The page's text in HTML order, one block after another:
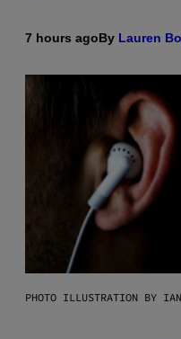
7 hours agoBy Lauren
PHOTO ILLUSTRATION BY